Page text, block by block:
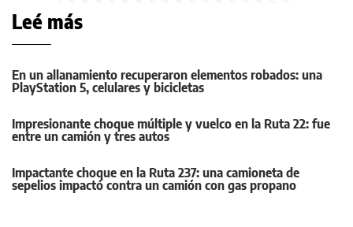
Leé más
En un allanamiento recuperaron elementos robados: una
PlayStation 5, celulares y bicicletas
Impresionante choque múltiple y vuelco en la Ruta 22: fue
entre un camión y tres autos
Impactante choque en la Ruta 237: una camioneta de
sepelios impactó contra un camión con gas propano